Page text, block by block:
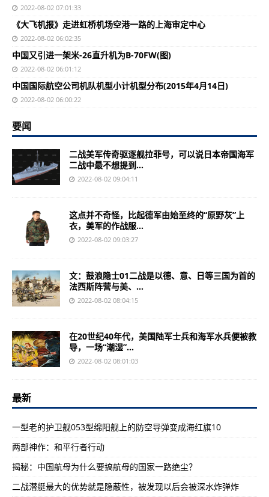
2022-08-02 07:01:33
《大飞机报》走进虹桥机场空港一路的上海审定中心
2022-08-02 06:02:35
中国又引进一架米-26直升机为B-70FW(图)
2022-08-02 06:01:12
中国国际航空公司机队机型小计机型分布(2015年4月14日)
2022-08-02 06:00:22
要闻
二战美军传奇驱逐舰拉菲号，可以说日本帝国海军
二战中最不想提到...
2022-08-02 09:04:11
这点并不奇怪，比起德军由始至终的“原野灰”上
衣，美军的作战服...
2022-08-02 09:03:27
文：鼓浪隐士01二战是以德、意、日等三国为首的
法西斯阵营与美、...
2022-08-02 08:04:15
在20世纪40年代，美国陆军士兵和海军水兵便被教
导，一场“潮湿”...
2022-08-02 08:01:03
最新
一型老的护卫舰053型绵阳舰上的防空导弹变成海红旗10
两部神作：和平行者行动
揭秘：中国航母为什么要搞航母的国家一路绝尘？
二战潜艇最大的优势就是隐蔽性，被发现以后会被深水炸弹炸